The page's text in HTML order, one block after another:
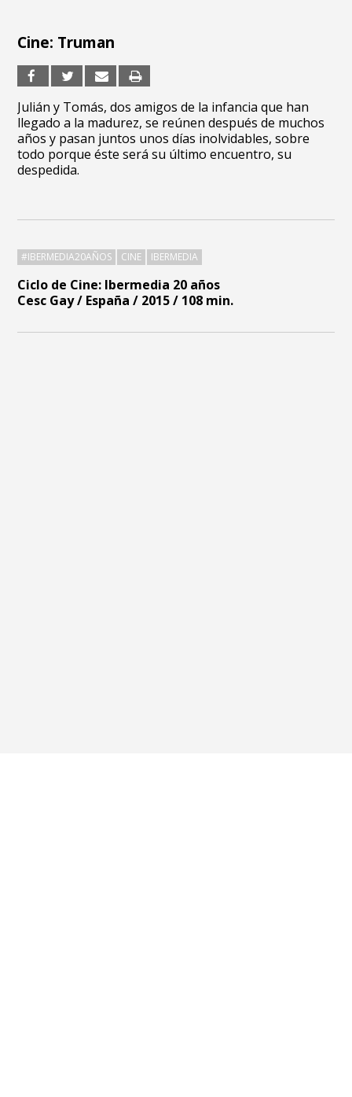
Ciclo de Cine: Ibermedia 20 años
Cesc Gay / España / 2015 / 108 min.
Cine: Truman
Julián y Tomás, dos amigos de la infancia que han
llegado a la madurez, se reúnen después de muchos
años y pasan juntos unos días inolvidables, sobre
todo porque éste será su último encuentro, su
despedida.
#IBERMEDIA20AÑOS CINE IBERMEDIA